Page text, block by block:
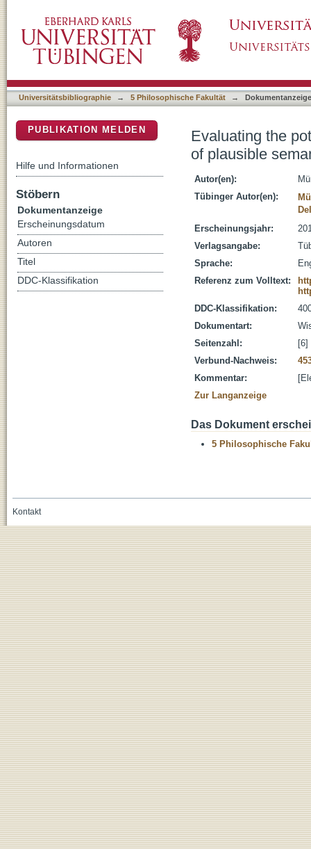
Universitätsbibliographie → 5 Philosophische Fakultät → Dokumentanzeige
Evaluating the
of plausible
Autor(en):
Tübinger Autor(en):
Erscheinungsjahr:
Verlagsangabe:
Sprache:
Referenz zum Volltext:
DDC-Klassifikation:
Dokumentart:
Seitenzahl:
[6]
Verbund-Nachweis:
Kommentar:
Zur Langanzeige
Das Dokument
5 Philosophische
PUBLIKATION MELDEN
Hilfe und Informationen
Stöbern
Dokumentanzeige
Erscheinungsdatum
Autoren
Titel
DDC-Klassifikation
Kontakt